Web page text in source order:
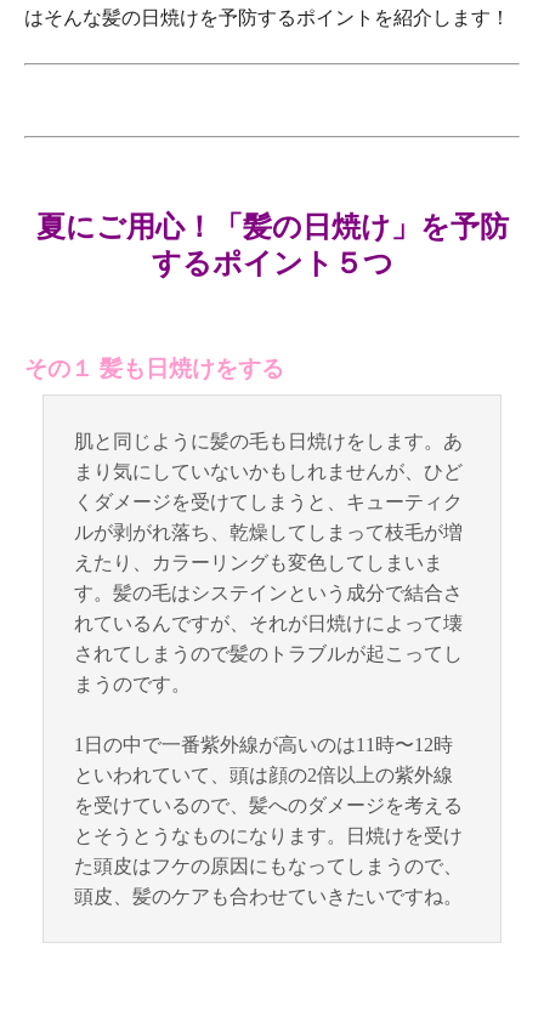
はそんな髪の日焼けを予防するポイントを紹介します！
夏にご用心！「髪の日焼け」を予防
するポイント５つ
その１ 髪も日焼けをする
肌と同じように髪の毛も日焼けをします。あ
まり気にしていないかもしれませんが、ひど
くダメージを受けてしまうと、キューティク
ルが剥がれ落ち、乾燥してしまって枝毛が増
えたり、カラーリングも変色してしまいま
す。髪の毛はシステインという成分で結合さ
れているんですが、それが日焼けによって壊
されてしまうので髪のトラブルが起こってし
まうのです。
1日の中で一番紫外線が高いのは11時〜12時
といわれていて、頭は顔の2倍以上の紫外線
を受けているので、髪へのダメージを考える
とそうとうなものになります。日焼けを受け
た頭皮はフケの原因にもなってしまうので、
頭皮、髪のケアも合わせていきたいですね。